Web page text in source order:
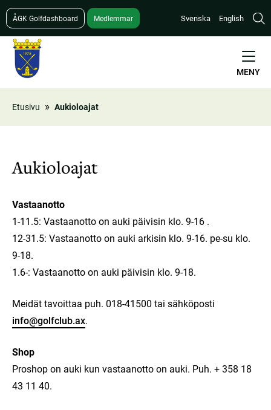
Hyppää
pääsisältöön
ÅGK Golfdashboard Medlemmar Svenska English
MENY
Etusivu Aukioloajat
Aukioloajat
Vastaanotto
1-11.5: Vastaanotto on auki päivisin klo. 9-16 .
12-31.5: Vastaanotto on auki arkisin klo. 9-16. pe-su klo.
9-18.
1.6-: Vastaanotto on auki päivisin klo. 9-18.
Meidät tavoittaa puh. 018-41500 tai sähköposti
info@golfclub.ax.
Shop
Proshopon auki kun vastaanotto on auki. Puh. + 358 18
43 11 40.